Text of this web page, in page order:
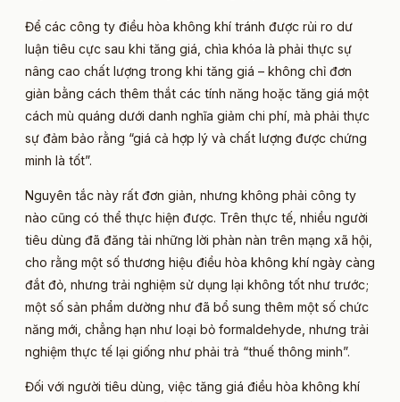
Để các công ty điều hòa không khí tránh được rủi ro dư
luận tiêu cực sau khi tăng giá, chìa khóa là phải thực sự
nâng cao chất lượng trong khi tăng giá – không chỉ đơn
giản bằng cách thêm thắt các tính năng hoặc tăng giá một
cách mù quáng dưới danh nghĩa giảm chi phí, mà phải thực
sự đảm bảo rằng “giá cả hợp lý và chất lượng được chứng
minh là tốt”.
Nguyên tắc này rất đơn giản, nhưng không phải công ty
nào cũng có thể thực hiện được. Trên thực tế, nhiều người
tiêu dùng đã đăng tải những lời phàn nàn trên mạng xã hội,
cho rằng một số thương hiệu điều hòa không khí ngày càng
đắt đỏ, nhưng trải nghiệm sử dụng lại không tốt như trước;
một số sản phẩm dường như đã bổ sung thêm một số chức
năng mới, chẳng hạn như loại bỏ formaldehyde, nhưng trải
nghiệm thực tế lại giống như phải trả “thuế thông minh”.
Đối với người tiêu dùng, việc tăng giá điều hòa không khí